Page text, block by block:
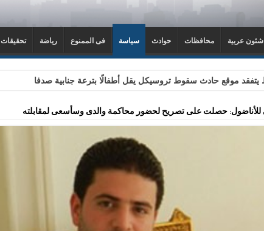
شئون عربية محافظات حوادث سياسة فى الممنوع رياضة تحقيقات
موقع حادث سقوط تروسيكل يقل أطفالًا بترعة جنابية صدفا
حصلت على تصريح لحضور محاكمة والدى وسأسعى لمقابلته